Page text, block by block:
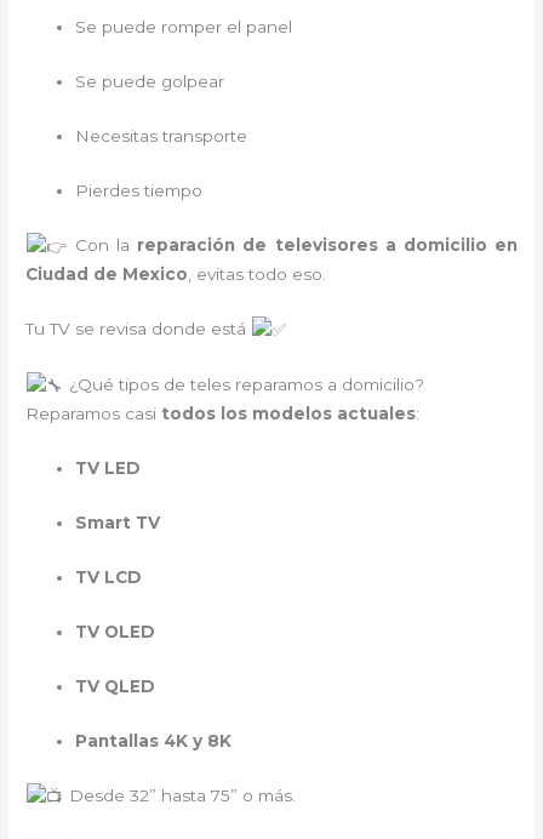
Se puede romper el panel
Se puede golpear
Necesitas transporte
Pierdes tiempo
Con la reparación de televisores a domicilio en
Ciudad de Mexico , evitas todo eso.
Tu TV se revisa donde está
¿Qué tipos de teles reparamos a domicilio?
Reparamos casi todos los modelos actuales:
TV LED
Smart TV
TV LCD
TV OLED
TV QLED
Pantallas 4K y 8K
Desde 32” hasta 75” o más.